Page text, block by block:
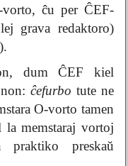
vorto, ĉu per ĈEF-
grava redaktoro)
dum ĈEF kiel
ĉefurbo tute ne
O-vorto tamen
la memstaraj vortoj
preskaŭ